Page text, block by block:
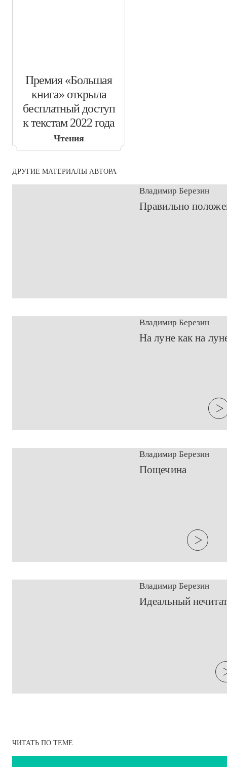
​Премия «Большая
книга» открыла
бесплатный доступ
к текстам 2022 года
Чтения
ДРУГИЕ МАТЕРИАЛЫ АВТОРА
Владимир Березин
​Правильно
Владимир Березин
​На луне как на
Владимир Березин
​Пощечина
Владимир Березин
​Идеальный
ЧИТАТЬ ПО ТЕМЕ